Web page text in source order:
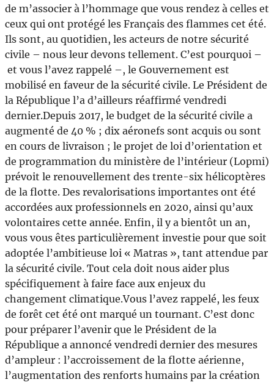
de m’associer à l’hommage que vous rendez à celles et
ceux qui ont protégé les Français des flammes cet été.
Ils sont, au quotidien, les acteurs de notre sécurité
civile – nous leur devons tellement. C’est pourquoi –
et vous l’avez rappelé –, le Gouvernement est
mobilisé en faveur de la sécurité civile. Le Président de
la République l’a d’ailleurs réaffirmé vendredi
dernier.Depuis 2017, le budget de la sécurité civile a
augmenté de 40 % ; dix aéronefs sont acquis ou sont
en cours de livraison ; le projet de loi d’orientation et
de programmation du ministère de l’intérieur (Lopmi)
prévoit le renouvellement des trente-six hélicoptères
de la flotte. Des revalorisations importantes ont été
accordées aux professionnels en 2020, ainsi qu’aux
volontaires cette année. Enfin, il y a bientôt un an,
vous vous êtes particulièrement investie pour que soit
adoptée l’ambitieuse loi « Matras », tant attendue par
la sécurité civile. Tout cela doit nous aider plus
spécifiquement à faire face aux enjeux du
changement climatique.Vous l’avez rappelé, les feux
de forêt cet été ont marqué un tournant. C’est donc
pour préparer l’avenir que le Président de la
République a annoncé vendredi dernier des mesures
d’ampleur : l’accroissement de la flotte aérienne,
l’augmentation des renforts humains par la création